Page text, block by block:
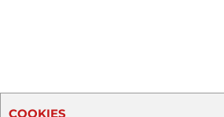
COOKIES